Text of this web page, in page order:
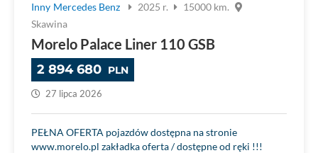
Inny Mercedes Benz 2025 r.
15000 km.
Skawina
Morelo Palace Liner 110 GSB
2 894 680 PLN
27 lipca 2026
PEŁNA OFERTA pojazdów dostępna na stronie
www.morelo.pl zakładka oferta / dostępne od ręki !!!